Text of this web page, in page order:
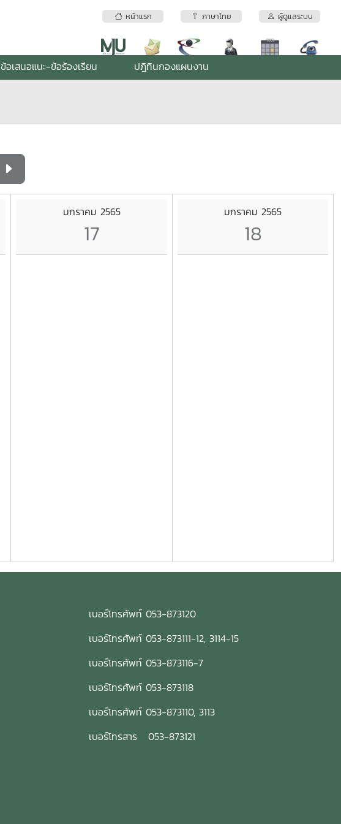
หน้าแรก ภาษาไทย ผู้ดูแลระบบ
ข้อเสนอแนะ-ข้อร้องเรียน ปฎิทินกองแผนงาน
มกราคม 2565
17
มกราคม 2565
18
เบอร์โทรศัพท์ 053-873120
เบอร์โทรศัพท์ 053-873111-12, 3114-15
เบอร์โทรศัพท์ 053-873116-7
เบอร์โทรศัพท์ 053-873118
เบอร์โทรศัพท์ 053-873110, 3113
เบอร์โทรสาร 053-873121